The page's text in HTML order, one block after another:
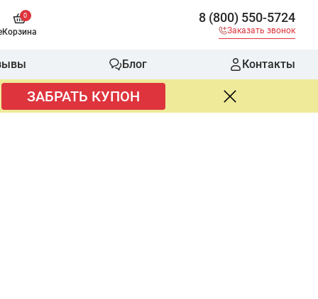
0
Корзина
8 (800) 550-5724
Заказать звонок
Блог Контакты
ЗАБРАТЬ КУПОН